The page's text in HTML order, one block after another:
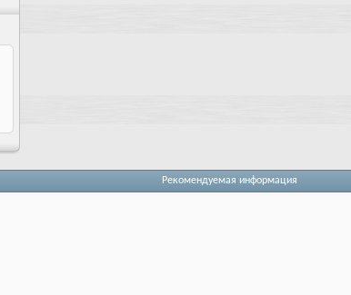
Рекомендуемая информация